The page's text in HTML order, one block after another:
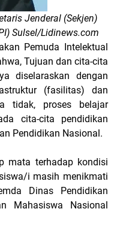
Jenderal (Sekjen)
Sulsel/Lidinews.com
Pemuda Intelektual
Tujuan dan cita-cita
diselaraskan dengan
(fasilitas) dan
tidak, proses belajar
cita-cita pendidikan
Pendidikan Nasional.
mata terhadap kondisi
i masih menikmati
Dinas Pendidikan
Mahasiswa Nasional